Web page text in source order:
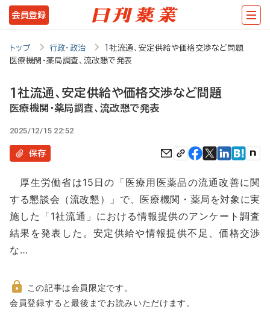
メ
イ
テ
ツ
に
会員登録
トップ 行政・政治
1社流通、安定供給や価格交渉など問題
医療機関・薬局調査、流改懇で発表
1社流通、安定供給や価格交渉など問題
医療機関・薬局調査、流改懇で発表
2025/12/15 22:52
保存
厚生労働省は15日の「医療用医薬品の流通改善に関
する懇談会（流改懇）」で、医療機関・薬局を対象に実
施した「1社流通」における情報提供のアンケート調査
結果を発表した。安定供給や情報提供不足、価格交渉
な…
非
この記事は会員限定です。
会員登録すると最後までお読みいただけます。